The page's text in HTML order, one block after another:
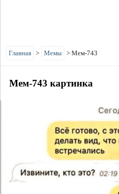
Главная > Мемы > Мем-743
Мем-743 картинка